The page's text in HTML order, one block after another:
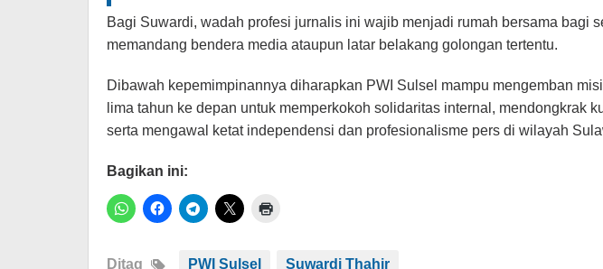
​Bagi Suwardi, wadah profesi jurnalis ini wajib menjadi rumah bersama bagi
memandang bendera media ataupun latar belakang golongan tertentu.
Dibawah kepemimpinannya diharapkan​ PWI Sulsel mampu mengemban
lima tahun ke depan untuk memperkokoh solidaritas internal, mendongkrak
serta mengawal ketat independensi dan profesionalisme pers di wilayah
Bagikan ini:
Ditag PWI Sulsel Suwardi Thahir